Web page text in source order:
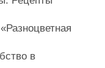
в